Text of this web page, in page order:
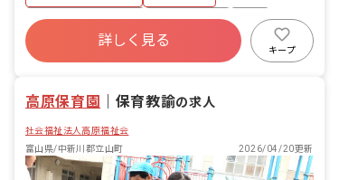
名 4歳児クラス 35名／職員3名 5歳児
クラス 33名／職員2名 ■教育・保育理
念 高原福祉会は、入所する児童の最善の
利益を考慮し、その幸せの増進と、地域
「生きる喜び」を感じられることを目指
ぬくもりの教育・保育で心豊かに・・・
ボーナス・賞与あり
社会保険完備
昇給昇進あり
産休育休制度
詳しく見る
キープ
高原保育園 保育教諭の求人
社会福祉法人高原福祉会
富山県/中新川郡立山町
2026/04/20更新